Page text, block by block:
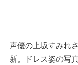
声優の上坂すみれ
新。ドレス姿の写